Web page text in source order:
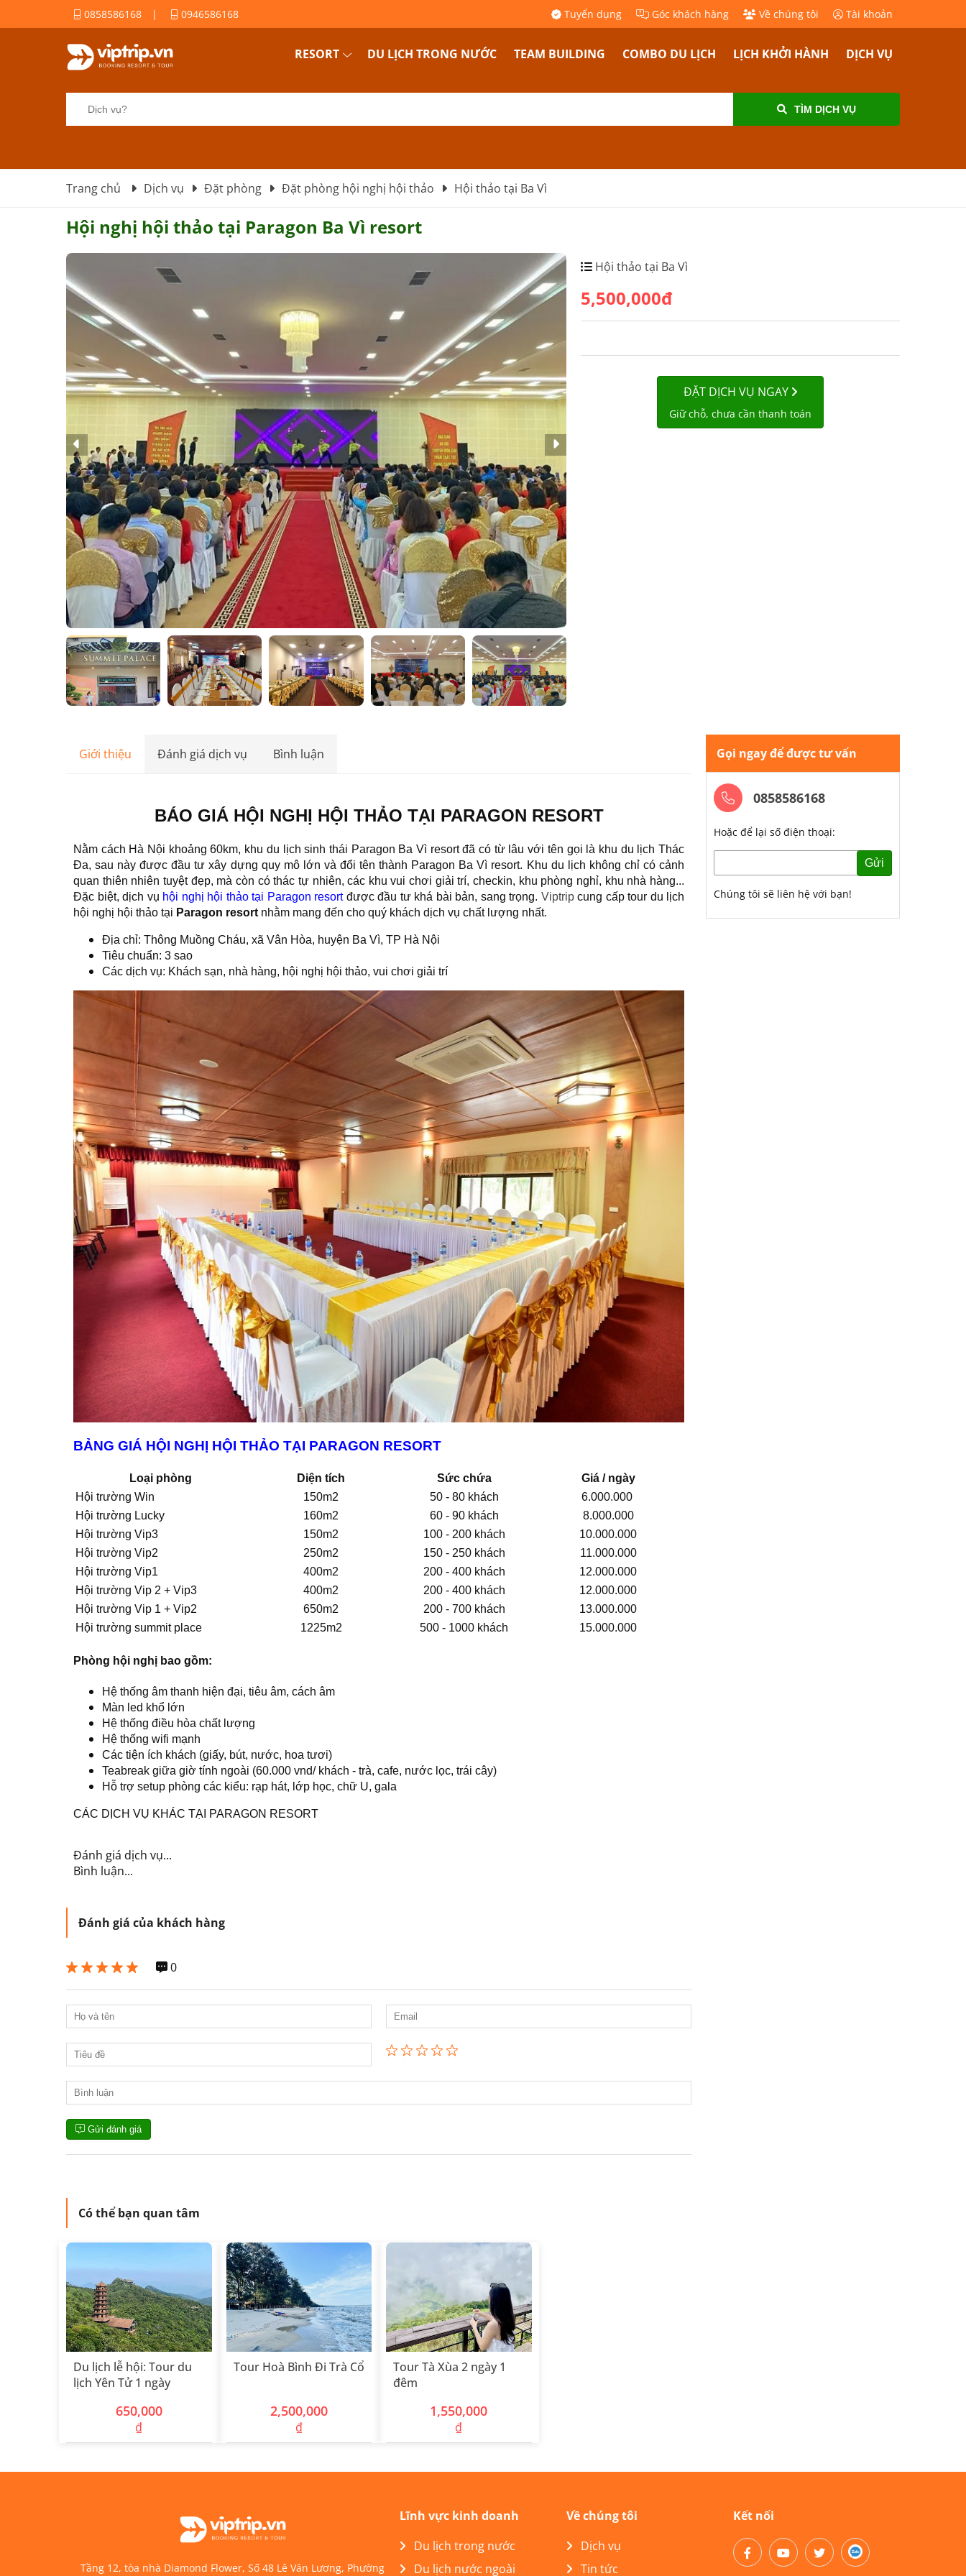
0858586168 | 0946586168 Tuyển dụng Góc khách hàng Về chúng tôi Tài khoản
RESORT DU LỊCH TRONG NƯỚC TEAM BUILDING COMBO DU LỊCH LỊCH KHỞI HÀNH DỊCH VỤ
TÌM DỊCH VỤ
Trang chủ Dịch vụ Đặt phòng Đặt phòng hội nghị hội thảo Hội thảo tại Ba Vì
Hội nghị hội thảo tại Paragon Ba Vì resort
Hội thảo tại Ba Vì
5,500,000đ
ĐẶT DỊCH VỤ NGAY
Giữ chỗ, chưa cần thanh toán
Giới thiệu Đánh giá dịch vụ Bình luận
BÁO GIÁ HỘI NGHỊ HỘI THẢO TẠI PARAGON RESORT
Nằm cách Hà Nội khoảng 60km, khu du lịch sinh thái Paragon Ba Vì resort đã có từ lâu với tên gọi là khu du lịch Thác
Đa, sau này được đầu tư xây dựng quy mô lớn và đổi tên thành Paragon Ba Vì resort. Khu du lịch không chỉ có cảnh
quan thiên nhiên tuyệt đẹp, mà còn có thác tự nhiên, các khu vui chơi giải trí, checkin, khu phòng nghỉ, khu nhà hàng...
Đặc biệt, dịch vụ hội nghị hội thảo tại Paragon resortđược đầu tư khá bài bản, sang trọng. Viptripcung cấp tour du lịch
hội nghị hội thảo tại Paragon resort nhằm mang đến cho quý khách dịch vụ chất lượng nhất.
Địa chỉ: Thông Muồng Cháu, xã Vân Hòa, huyện Ba Vì, TP Hà Nội
Tiêu chuẩn: 3 sao
Các dịch vụ: Khách sạn, nhà hàng, hội nghị hội thảo, vui chơi giải trí
BẢNG GIÁ HỘI NGHỊ HỘI THẢO TẠI PARAGON RESORT
Loại phòng Diện tích Sức chứa
Giá / ngày
Hội trường Win
150m2 50 - 80 khách
6.000.000
Hội trường Lucky
160m2 60 - 90 khách
8.000.000
Hội trường Vip3
150m2 100 - 200 khách
10.000.000
Hội trường Vip2
250m2 150 - 250 khách
11.000.000
Hội trường Vip1
400m2 200 - 400 khách
12.000.000
Hội trường Vip 2 + Vip3
400m2 200 - 400 khách
12.000.000
Hội trường Vip 1 + Vip2
650m2 200 - 700 khách
13.000.000
Hội trường summit place
1225m2 500 - 1000 khách 15.000.000
Phòng hội nghị bao gồm:
Hệ thống âm thanh hiện đại, tiêu âm, cách âm
Màn led khổ lớn
Hệ thống điều hòa chất lượng
Hệ thống wifi mạnh
Các tiện ích khách (giấy, bút, nước, hoa tươi)
Teabreak giữa giờ tính ngoài (60.000 vnd/ khách - trà, cafe, nước lọc, trái cây)
Hỗ trợ setup phòng các kiểu: rạp hát, lớp học, chữ U, gala
CÁC DỊCH VỤ KHÁC TẠI PARAGON RESORT
Đánh giá dịch vụ...
Bình luận...
Đánh giá của khách hàng
0
Gửi đánh giá
Có thể bạn quan tâm
Du lịch lễ hội: Tour du
lịch Yên Tử 1 ngày
650,000
₫
Tour Hoà Bình Đi Trà Cổ
2,500,000
₫
Tour Tà Xùa 2 ngày 1
đêm
1,550,000
₫
Gọi ngay để được tư vấn
0858586168
Hoặc để lại số điện thoại:
Gửi
Chúng tôi sẽ liên hệ với bạn!
Tầng 12, tòa nhà Diamond Flower, Số 48 Lê Văn Lương, Phường
Lĩnh vực kinh doanh
Du lịch trong nước
Du lịch nước ngoài
Về chúng tôi
Dịch vụ
Tin tức
Kết nối